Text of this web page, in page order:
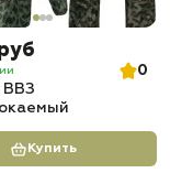
0
ВВЗ
Купить